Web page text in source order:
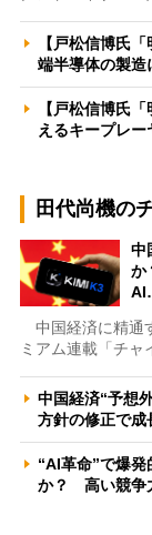
【戸松信博氏
端半導体の製
【戸松信博氏
えるキープレ
田代尚機の
中
か
中国経済に精通
ミアム連載「チャ
中国経済“予想
方針の修正で
“AI革命”で爆
か？ 高い競争